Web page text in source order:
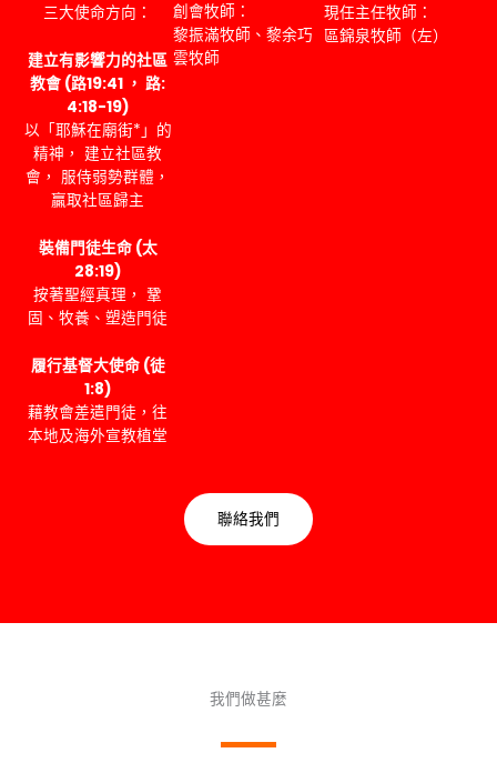
三大使命方向：
建立有影響力的社區
教會 (路19:41 ， 路:
4:18-19)
以「耶穌在廟街*」的
精神， 建立社區教
會， 服侍弱勢群體，
贏取社區歸主
裝備門徒生命 (太
28:19)
按著聖經真理， 鞏
固、牧養、塑造門徒
履行基督大使命 (徒
1:8)
藉教會差遣門徒，往
本地及海外宣教植堂
創會牧師：
黎振滿牧師、黎余巧
雲牧師
現任主任牧師：
區錦泉牧師（左）
聯絡我們
我們做甚麼